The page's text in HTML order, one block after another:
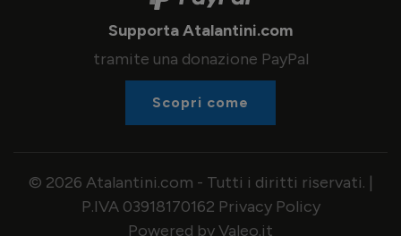
Supporta Atalantini.com
tramite una donazione PayPal
Scopri come
© 2026 Atalantini.com - Tutti i diritti riservati. |
P.IVA 03918170162 Privacy Policy
Powered by Valeo.it